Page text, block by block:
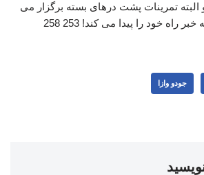
تمرینات پشت درهای بسته برگزار می
راه خود را پیدا می کند! 253 258
جودو وازا